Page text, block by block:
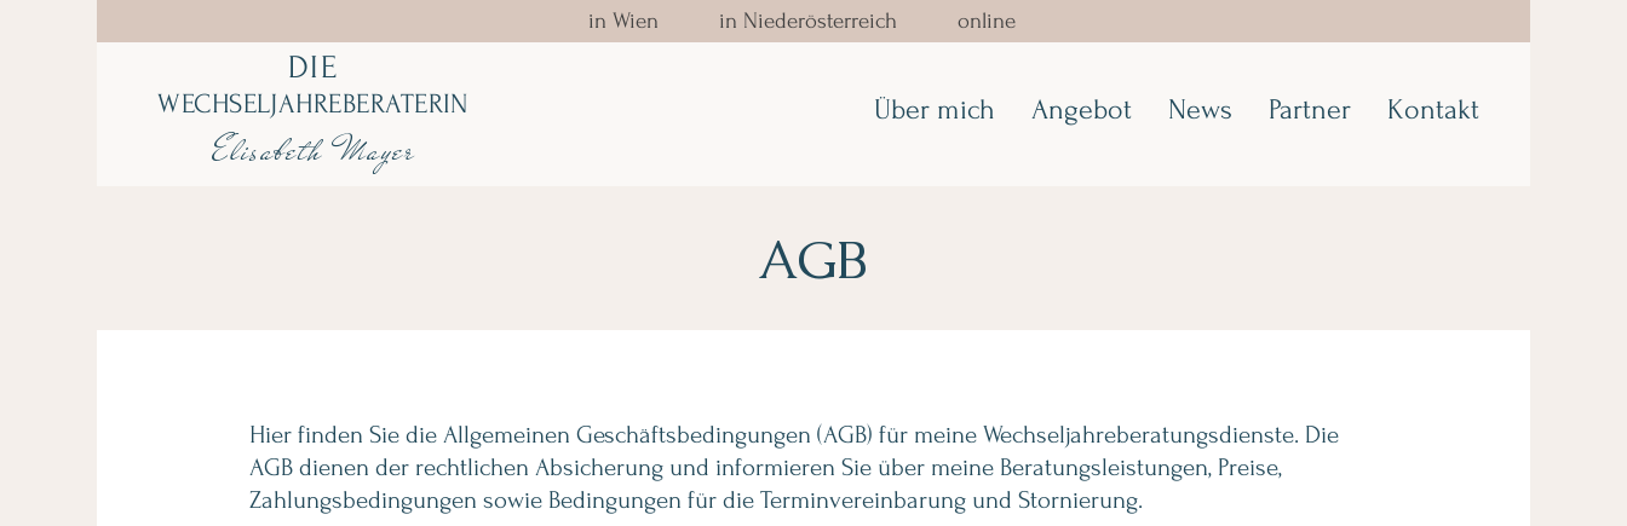
DIE
WECHSELJAHREBERATERIN
Elisabeth Mayer
Über mich Angebot News Partner Kontakt
in Wien in Niederösterreich online
AGB
Hier finden Sie die Allgemeinen Geschäftsbedingungen (AGB) für meine Wechseljahreberatungsdienste. Die
AGB dienen der rechtlichen Absicherung und informieren Sie über meine Beratungsleistungen, Preise,
Zahlungsbedingungen sowie Bedingungen für die Terminvereinbarung und Stornierung.